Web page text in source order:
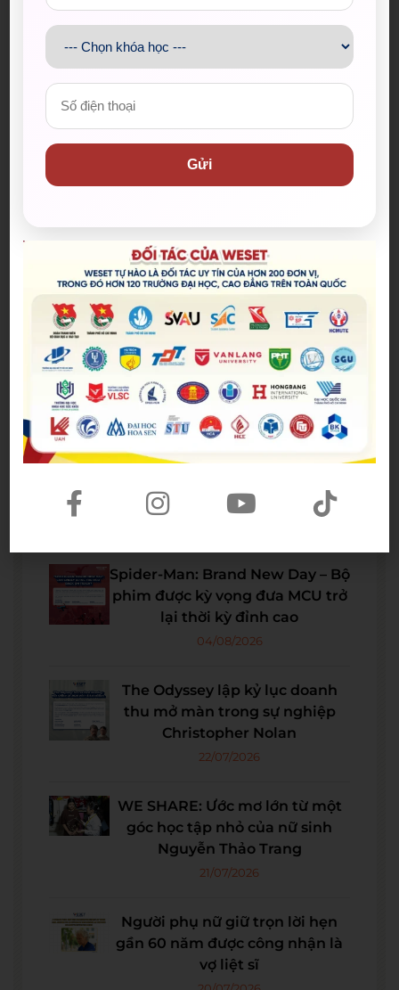
mình vào không khí World Cup, khám phá tiếng
Anh theo cách hoàn toàn mới!
Hoang Anh
Spider-Man: Brand New Day – Bộ
phim được kỳ vọng đưa MCU trở
lại thời kỳ đỉnh cao
04/08/2026
The Odyssey lập kỷ lục doanh
thu mở màn trong sự nghiệp
Christopher Nolan
22/07/2026
WE SHARE: Ước mơ lớn từ một
góc học tập nhỏ của nữ sinh
Nguyễn Thảo Trang
21/07/2026
Người phụ nữ giữ trọn lời hẹn
gần 60 năm được công nhận là
vợ liệt sĩ
Gửi